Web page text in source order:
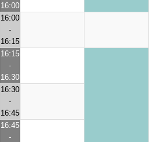
16:00
16:00
-
16:15
16:15
-
16:30
16:30
-
16:45
16:45
-